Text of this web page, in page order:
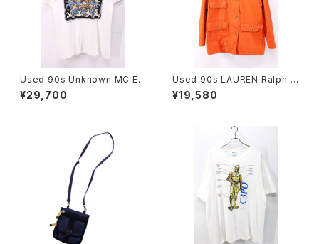
Used 90s Unknown MC ES
CHER Sun And Moon Trick
Art Graphic T-Shirt Size L
¥29,700
Used 90s LAUREN Ralph L
auren Blaze Orange Middl
e Jacket Size S 相当 古着
¥19,580